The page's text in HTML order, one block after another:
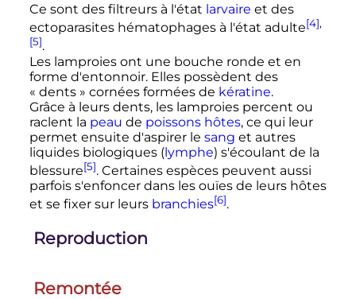
Ce sont des filtreurs à l'état larvaire et des
ectoparasites hématophages à l'état adulte[4],
[5].
Les lamproies ont une bouche ronde et en
forme d'entonnoir. Elles possèdent des
« dents » cornées formées de kératine.
Grâce à leurs dents, les lamproies percent ou
raclent la peau de poissons hôtes, ce qui leur
permet ensuite d'aspirer le sang et autres
liquides biologiques (lymphe) s'écoulant de la
blessure[5]. Certaines espèces peuvent aussi
parfois s'enfoncer dans les ouïes de leurs hôtes
et se fixer sur leurs branchies[6].
Reproduction
Remontée